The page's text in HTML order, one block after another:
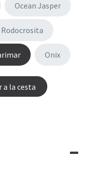
Ocean Jasper
Rodocrosita
Onix
a la cesta